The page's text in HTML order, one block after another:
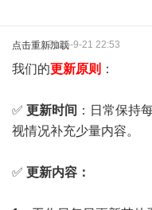
点击重新加载2025-9-21 22:53
我们的更新原则 ：
✅ 更新时间 ：日常保持
视情况补充少量内容。
✅ 更新内容：